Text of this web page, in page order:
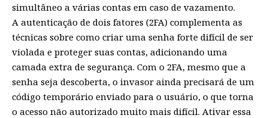
simultâneo a várias contas em caso de vazamento.
A autenticação de dois fatores (2FA) complementa as
técnicas sobre como criar uma senha forte difícil de ser
violada e proteger suas contas, adicionando uma
camada extra de segurança. Com o 2FA, mesmo que a
senha seja descoberta, o invasor ainda precisará de um
código temporário enviado para o usuário, o que torna
o acesso não autorizado muito mais difícil. Ativar essa